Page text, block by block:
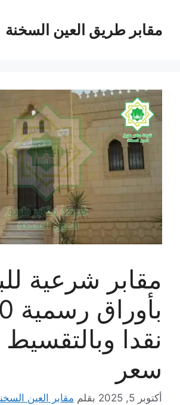
المحتوىمقابر طريق العين السخنة
مقابر شرعية
نقدا
سعر
أكتوبر 5, 2025 بقلم مقابر العين